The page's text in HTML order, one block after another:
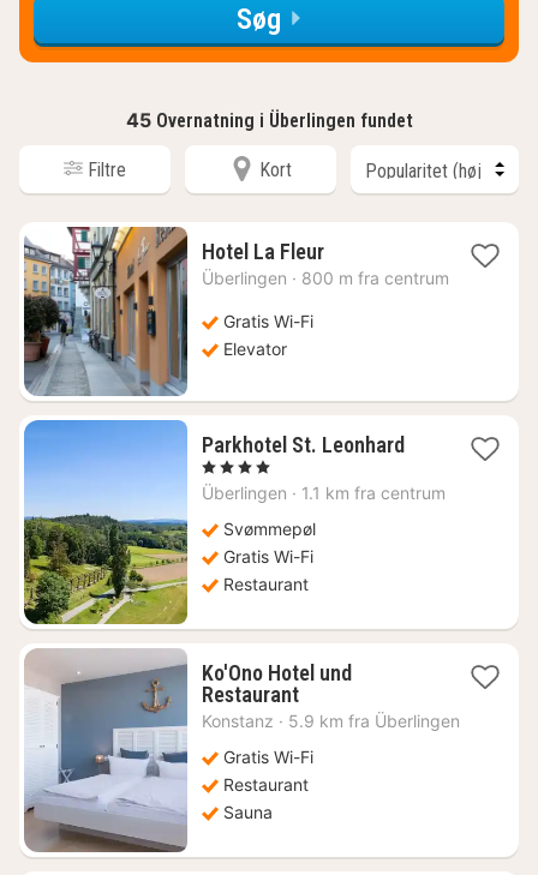
Søg
45 Overnatning i Überlingen fundet
Filtre Kort
Hotel La Fleur1
nat
Überlingen · 800 m fra centrum
Gratis Wi-Fi
Elevator
Parkhotel St. Leonhard1
fra
, 4 Stjerner
Überlingen · 1.1 km fra centrum
Svømmepøl
Gratis Wi-Fi
Restaurant
Ko'Ono Hotel und
Restaurant1
nat
1157
kr.
Konstanz · 5.9 km fra Überlingen
Gratis Wi-Fi
Restaurant
Sauna